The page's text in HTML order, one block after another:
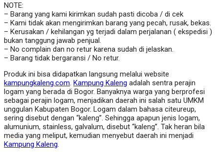
NOTE:
– Barang yang kami kirimkan sudah pasti dicoba / di cek
– Kami tidak akan mengirimkan barang yang pecah, rusak, bekas.
– Kerusakan / kehilangan yg terjadi dalam perjalanan ( ekspedisi )
bukan tanggung jawab penjual.
– No complain dan no retur karena sudah di jelaskan.
– Barang tidak bergaransi / No retur.
Produk ini bisa didapatkan langsung melalui website
kampungkaleng.com Kampung Kaleng adalah sentra perajin
logam yang berada di Bogor. Banyaknya warga yang berprofesi
sebagai perajin logam, menjadikan daerah ini salah satu UMKM
unggulan Kabupaten Bogor. Logam dalam bahasa citeureup,
sering disebut dengan “kaleng”. Sehingga apapun jenis logam,
alumunium, stainless, galvalum, disebut “kaleng”. Tak heran bila
media yang meliput, kemudian menyebut daerah ini menjadi
Kampung Kaleng